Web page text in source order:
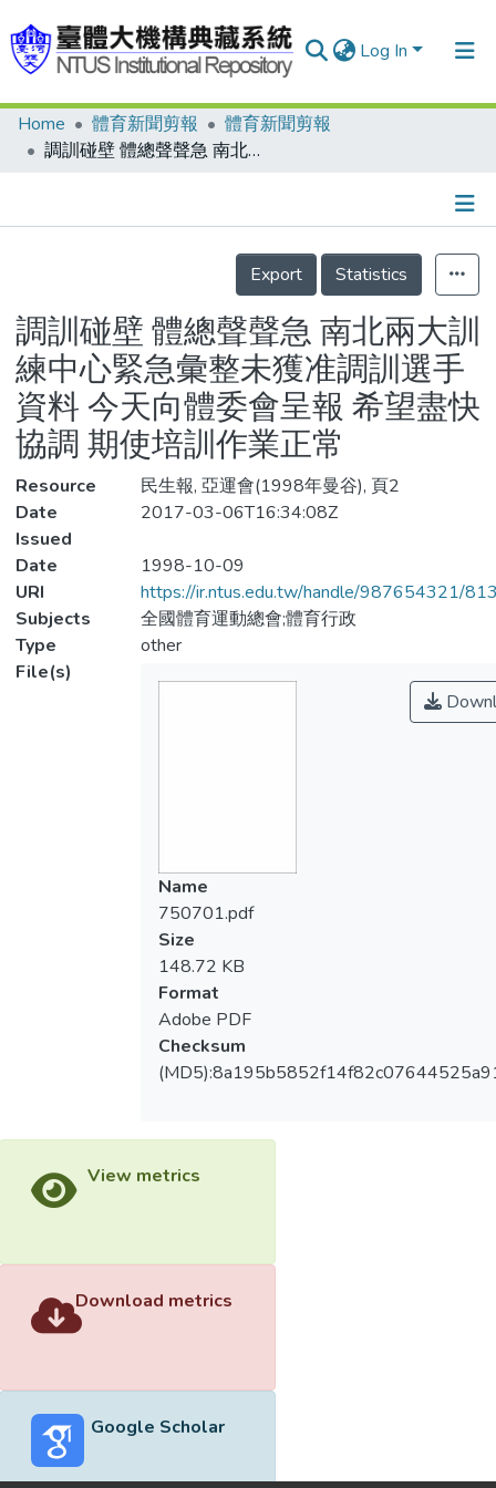
Log In
Communities & Collections
Statistics
Home 體育新聞剪報
體育新聞剪報
調訓碰壁 體總聲聲急 南北兩大訓練中心緊急彙整未獲准調訓選手資料 今天向體委會呈報 希望盡快協調 期使培訓作業正常
Details
Export
Statistics
調訓碰壁 體總聲聲急 南北兩大訓
練中心緊急彙整未獲准調訓選手
資料 今天向體委會呈報 希望盡快
協調 期使培訓作業正常
Resource
民生報, 亞運會(1998年曼谷), 頁2
Date
Issued
2017-03-06T16:34:08Z
Date
1998-10-09
URI
https://ir.ntus.edu.tw/handle/987654321/
Subjects
全國體育運動總會;體育行政
Type
other
File(s)
Name
750701.pdf
Size
148.72 KB
Format
Adobe PDF
Checksum
View metrics
Download metrics
Google Scholar